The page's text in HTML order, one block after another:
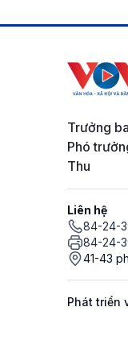
Trưởng
Phó
Thu
Liên hệ
84-24-
84-24-
41-43
Phát triển